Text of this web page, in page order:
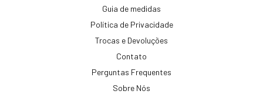
Guia de medidas
Política de Privacidade
Trocas e Devoluções
Contato
Perguntas Frequentes
Sobre Nós